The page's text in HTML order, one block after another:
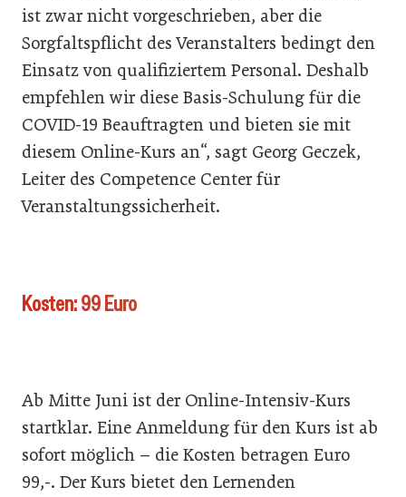
ist zwar nicht vorgeschrieben, aber die
Sorgfaltspflicht des Veranstalters bedingt den
Einsatz von qualifiziertem Personal. Deshalb
empfehlen wir diese Basis-Schulung für die
COVID-19 Beauftragten und bieten sie mit
diesem Online-Kurs an“, sagt Georg Geczek,
Leiter des Competence Center für
Veranstaltungssicherheit.
Kosten: 99 Euro
Ab Mitte Juni ist der Online-Intensiv-Kurs
startklar. Eine Anmeldung für den Kurs ist ab
sofort möglich – die Kosten betragen Euro
99,-. Der Kurs bietet den Lernenden